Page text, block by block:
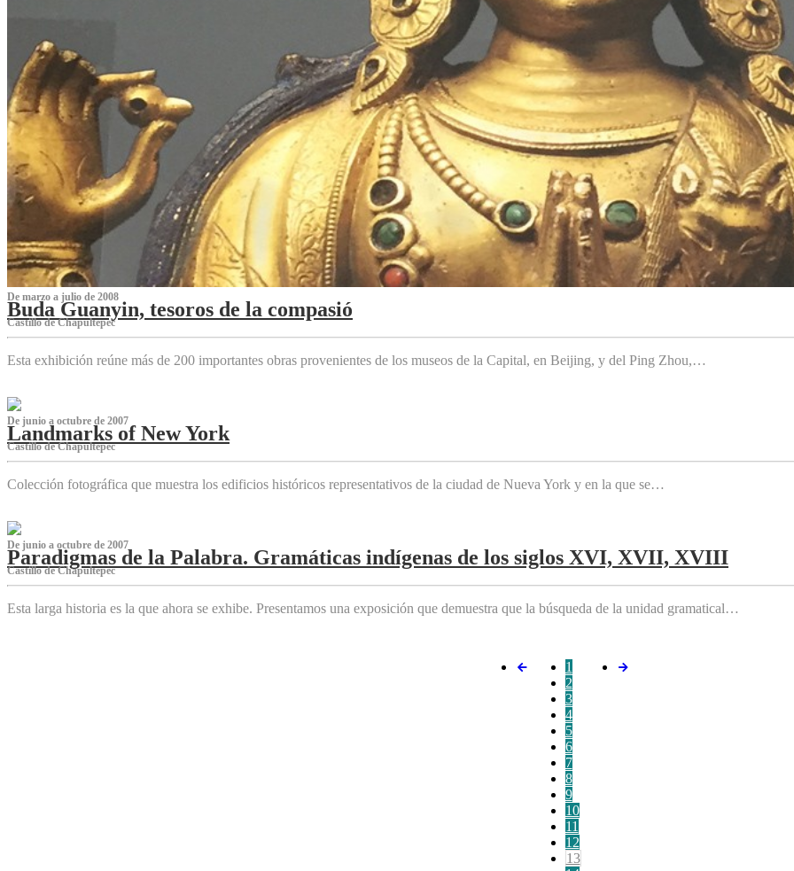
De marzo a julio de 2008
Buda Guanyin, tesoros de la compasió
Castillo de Chapultepec
Esta exhibición reúne más de 200 importantes obras provenientes de los museos de la Capital, en Beijing, y del Ping Zhou,…
De junio a octubre de 2007
Landmarks of New York
Castillo de Chapultepec
Colección fotográfica que muestra los edificios históricos representativos de la ciudad de Nueva York y en la que se…
De junio a octubre de 2007
Paradigmas de la Palabra. Gramáticas indígenas de los siglos XVI, XVII, XVIII
Castillo de Chapultepec
Esta larga historia es la que ahora se exhibe. Presentamos una exposición que demuestra que la búsqueda de la unidad gramatical…
1
2
3
4
5
6
7
8
9
10
11
12
13